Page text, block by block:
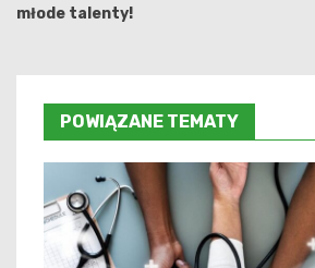
młode talenty!
POWIĄZANE TEMATY